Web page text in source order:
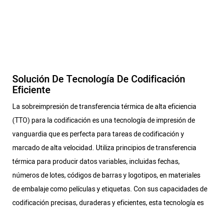
Solución De Tecnología De Codificación
Eficiente
La sobreimpresión de transferencia térmica de alta eficiencia
(TTO) para la codificación es una tecnología de impresión de
vanguardia que es perfecta para tareas de codificación y
marcado de alta velocidad. Utiliza principios de transferencia
térmica para producir datos variables, incluidas fechas,
números de lotes, códigos de barras y logotipos, en materiales
de embalaje como películas y etiquetas. Con sus capacidades de
codificación precisas, duraderas y eficientes, esta tecnología es